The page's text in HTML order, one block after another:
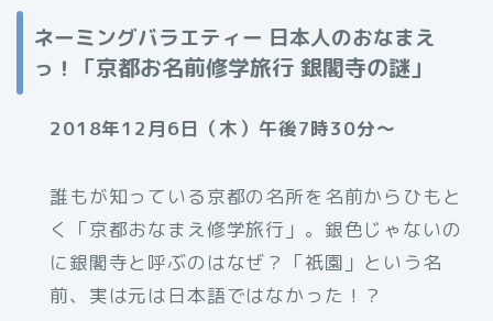
ネーミングバラエティー 日本人のおなまえ
っ！「京都お名前修学旅行 銀閣寺の謎 」
2018年12月6日（木）午後7時30分～
誰もが知っている京都の名所を名前からひもと
く「京都おなまえ修学旅行」。銀色じゃないの
に銀閣寺と呼ぶのはなぜ？「祇園」という名
前、実は元は日本語ではなかった！？